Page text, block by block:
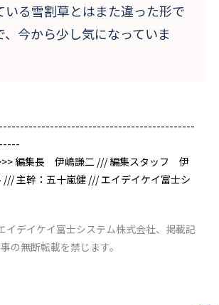
いる雪割草とはまた違った形で
、今から少し気になっていま
編集長 伊嶋謙二 /// 編集スタッフ 伊
主幹：五十嵐健 /// エイデイケイ富士シ
デイケイ富士システム株式会社、掲載記
事の無断転載を禁じます。